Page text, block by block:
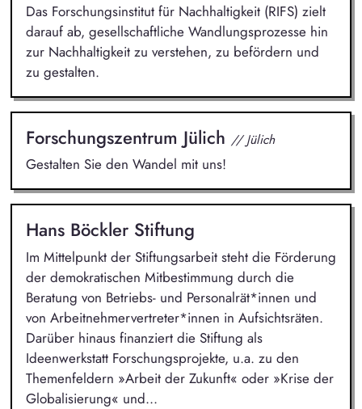
Das Forschungsinstitut für Nachhaltigkeit (RIFS) zielt
darauf ab, gesellschaftliche Wandlungsprozesse hin
zur Nachhaltigkeit zu verstehen, zu befördern und
zu gestalten.
Forschungszentrum Jülich // Jülich
Gestalten Sie den Wandel mit uns!
Hans Böckler Stiftung
Im Mittelpunkt der Stiftungsarbeit steht die Förderung
der demokratischen Mitbestimmung durch die
Beratung von Betriebs- und Personalrät*innen und
von Arbeitnehmervertreter*innen in Aufsichtsräten.
Darüber hinaus finanziert die Stiftung als
Ideenwerkstatt Forschungsprojekte, u.a. zu den
Themenfeldern »Arbeit der Zukunft« oder »Krise der
Globalisierung« und...